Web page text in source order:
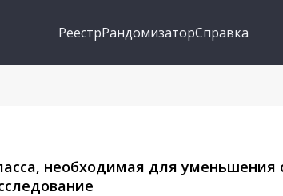
РеестрРандомизаторСправка
необходимая для уменьшения